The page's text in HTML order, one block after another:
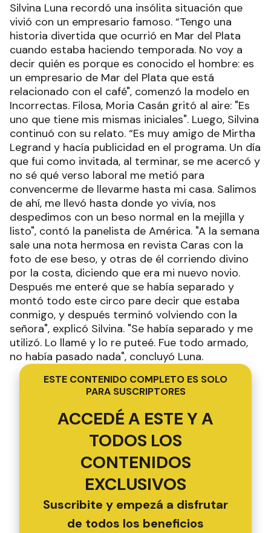
Silvina Luna recordó una insólita situación que
vivió con un empresario famoso. “Tengo una
historia divertida que ocurrió en Mar del Plata
cuando estaba haciendo temporada. No voy a
decir quién es porque es conocido el hombre: es
un empresario de Mar del Plata que está
relacionado con el café", comenzó la modelo en
Incorrectas. Filosa, Moria Casán gritó al aire: "Es
uno que tiene mis mismas iniciales". Luego, Silvina
continuó con su relato. “Es muy amigo de Mirtha
Legrand y hacía publicidad en el programa. Un día
que fui como invitada, al terminar, se me acercó y
no sé qué verso laboral me metió para
convencerme de llevarme hasta mi casa. Salimos
de ahí, me llevó hasta donde yo vivía, nos
despedimos con un beso normal en la mejilla y
listo", contó la panelista de América. "A la semana
sale una nota hermosa en revista Caras con la
foto de ese beso, y otras de él corriendo divino
por la costa, diciendo que era mi nuevo novio.
Después me enteré que se había separado y
montó todo este circo pare decir que estaba
conmigo, y después terminó volviendo con la
señora", explicó Silvina. "Se había separado y me
utilizó. Lo llamé y lo re puteé. Fue todo armado,
no había pasado nada", concluyó Luna.
ESTE CONTENIDO COMPLETO ES SOLO
PARA SUSCRIPTORES
ACCEDÉ A ESTE Y A
TODOS LOS
CONTENIDOS
EXCLUSIVOS
Suscribite y empezá a disfrutar
de todos los beneficios